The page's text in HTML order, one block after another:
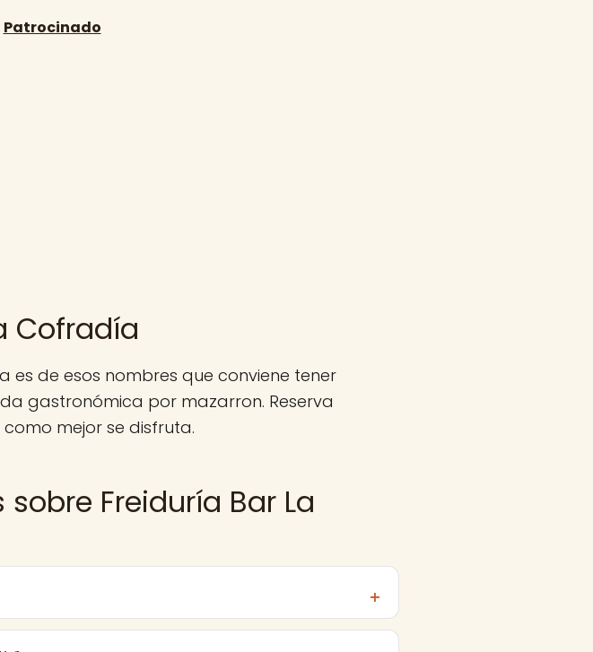
Cofradía
es de esos nombres que conviene tener
gastronómica por mazarron. Reserva
mejor se disfruta.
Freiduría Bar La